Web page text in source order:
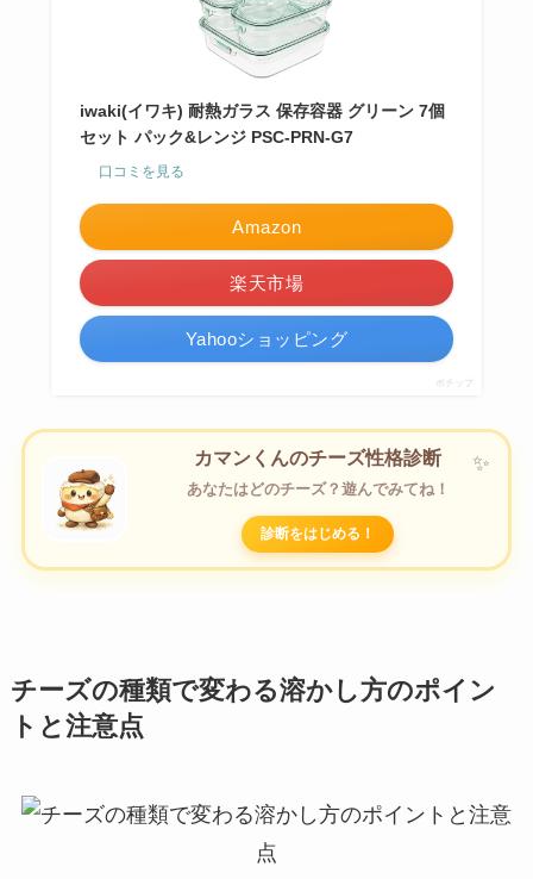
iwaki(イワキ) 耐熱ガラス 保存容器 グリーン 7個
セット パック&レンジ PSC-PRN-G7
口コミを見る
Amazon
楽天市場
Yahooショッピング
ポチップ
カマンくんのチーズ性格診断
あなたはどのチーズ？遊んでみてね！
診断をはじめる！
チーズの種類で変わる溶かし方のポイン
トと注意点